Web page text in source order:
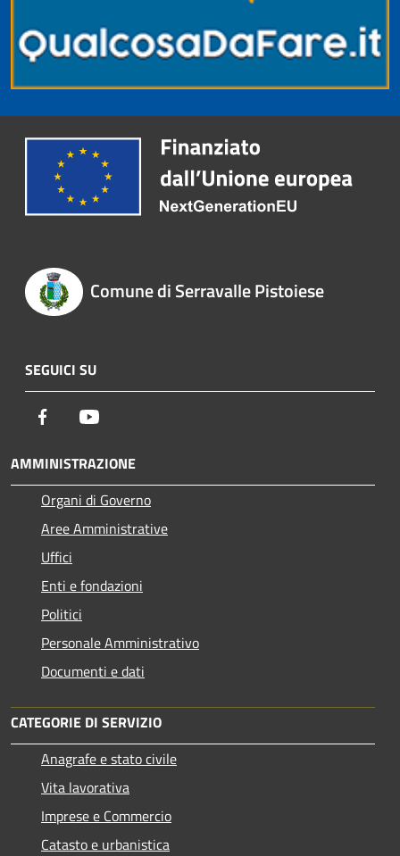
Comune di Serravalle Pistoiese
SEGUICI SU
Facebook
AMMINISTRAZIONE
Organi di Governo
Aree Amministrative
Uffici
Enti e fondazioni
Politici
Personale Amministrativo
Documenti e dati
CATEGORIE DI SERVIZIO
Anagrafe e stato civile
Vita lavorativa
Imprese e Commercio
Catasto e urbanistica